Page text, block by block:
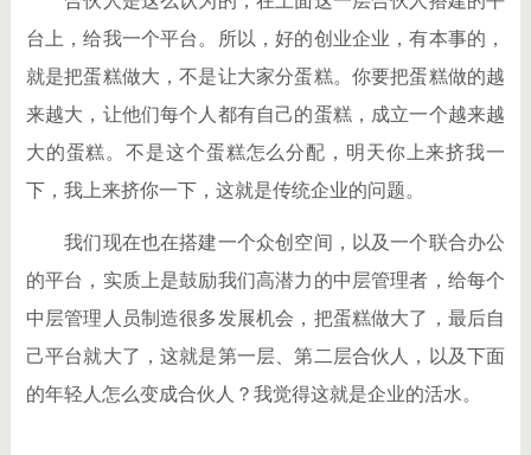
台上，给我一个平台。所以，好的创业企业，有本事的，
就是把蛋糕做大，不是让大家分蛋糕。你要把蛋糕做的越
来越大，让他们每个人都有自己的蛋糕，成立一个越来越
大的蛋糕。不是这个蛋糕怎么分配，明天你上来挤我一
下，我上来挤你一下，这就是传统企业的问题。
我们现在也在搭建一个众创空间，以及一个联合办公
的平台，实质上是鼓励我们高潜力的中层管理者，给每个
中层管理人员制造很多发展机会，把蛋糕做大了，最后自
己平台就大了，这就是第一层、第二层合伙人，以及下面
的年轻人怎么变成合伙人？我觉得这就是企业的活水。